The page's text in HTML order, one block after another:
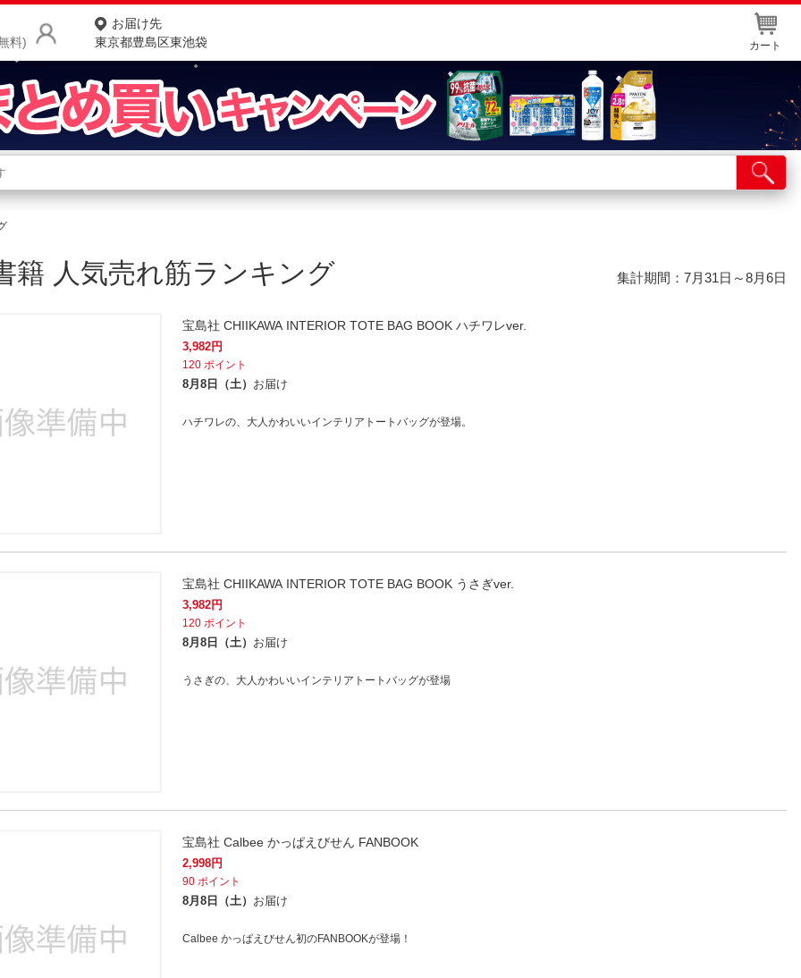
料)
お届け先
東京都豊島区東池袋
カート
商品をさがす
ランキングからさがす
よくある質問・お問合せ
店舗サービス
ネット取り置き
集計期間：7月31日～8月6日
籍 人気売れ筋ランキング
宝島社 CHIIKAWA INTERIOR TOTE BAG BOOK ハチワレver.
3,982円
120 ポイント
8月8日（土） お届け
ハチワレの、大人かわいいインテリアトートバッグが登場。
宝島社 CHIIKAWA INTERIOR TOTE BAG BOOK うさぎver.
3,982円
120 ポイント
8月8日（土） お届け
うさぎの、大人かわいいインテリアトートバッグが登場
宝島社 Calbee かっぱえびせん FANBOOK
2,998円
90 ポイント
8月8日（土） お届け
Calbee かっぱえびせん初のFANBOOKが登場！